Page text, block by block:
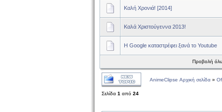
Καλή Χρονιά! [2014]
Καλά Χριστούγεννα 2013!
H Google καταστρέφει ξανά το Youtube
Προβολή
AnimeClipse Αρχική σελίδα »
Σελίδα 1 από 24